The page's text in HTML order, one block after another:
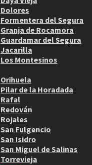
Dolores
Formentera del Segura
Granja de Rocamora
Guardamar del Segura
Jacarilla
Los Montesinos
Orihuela
Pilar de la Horadada
Rafal
Redován
Rojales
San Fulgencio
San Isidro
San Miguel de Salinas
Torrevieja